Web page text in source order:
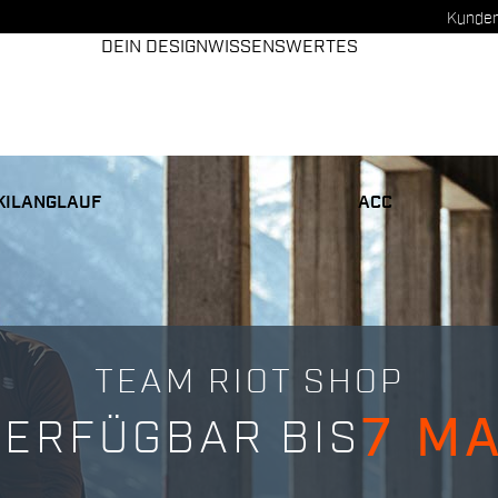
DEIN DESIGNWISSENSWERTES
ACC
TEAM RIOT SHOP
BIS 7 MAI